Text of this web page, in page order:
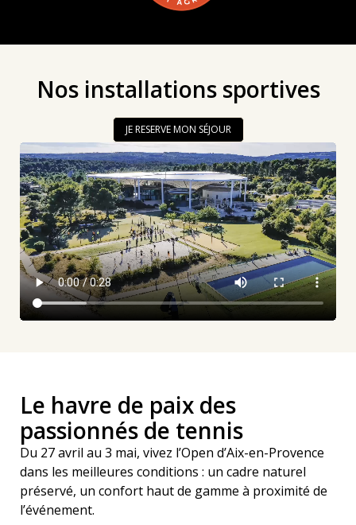
Nos installations sportives
JE RESERVE MON SÉJOUR
Le havre de paix des
passionnés de tennis
Du 27 avril au 3 mai, vivez l’Open d’Aix-en-Provence
dans les meilleures conditions : un cadre naturel
préservé, un confort haut de gamme à proximité de
l’événement.